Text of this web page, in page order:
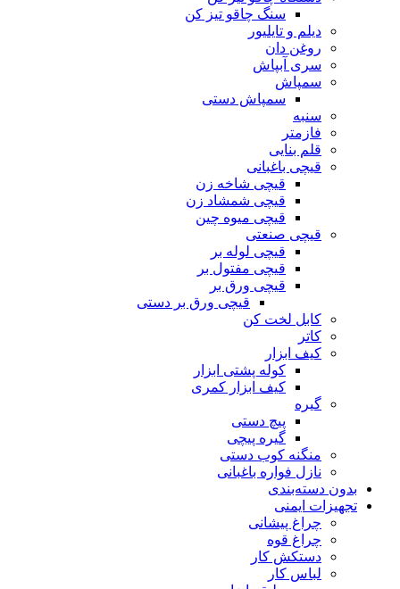
سنگ چاقو تیز کن
دیلم و تایلیور
روغن دان
سری آبپاش
سمپاش
سمپاش دستی
سنبه
فازمتر
قلم بنایی
قیچی باغبانی
قیچی شاخه زن
قیچی شمشاد زن
قیچی میوه چین
قیچی صنعتی
قیچی لوله بر
قیچی مفتول بر
قیچی ورق بر
قیچی ورق بر دستی
کابل لخت کن
کاتر
کیف ابزار
کوله پشتی ابزار
کیف ابزار کمری
گیره
پیچ دستی
گیره پیچی
منگنه کوب دستی
نازل فواره باغبانی
بدون دسته‌بندی
تجهیزات ایمنی
چراغ پیشانی
چراغ قوه
دستکش کار
لباس کار